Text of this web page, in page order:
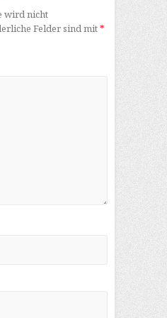
wird nicht
Felder sind mit*